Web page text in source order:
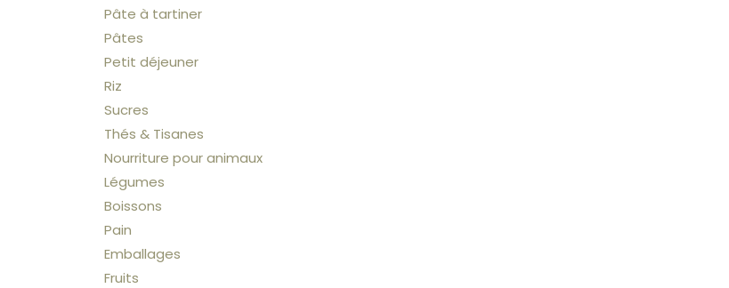
Pâte à tartiner
Pâtes
Petit déjeuner
Riz
Sucres
Thés & Tisanes
Nourriture pour animaux
Légumes
Boissons
Pain
Emballages
Fruits